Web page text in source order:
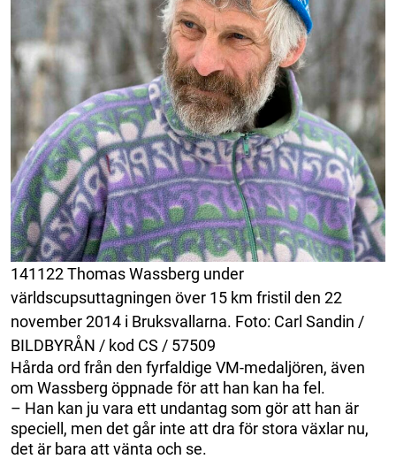
141122 Thomas Wassberg under
världscupsuttagningen över 15 km fristil den 22
november 2014 i Bruksvallarna. Foto: Carl Sandin /
BILDBYRÅN / kod CS / 57509
Hårda ord från den fyrfaldige VM-medaljören, även
om Wassberg öppnade för att han kan ha fel.
– Han kan ju vara ett undantag som gör att han är
speciell, men det går inte att dra för stora växlar nu,
det är bara att vänta och se.